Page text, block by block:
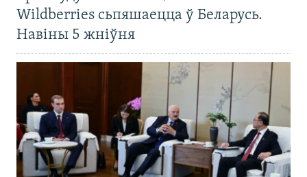
Wildberries сьпяшаецца ў Беларусь.
Навіны 5 жніўня